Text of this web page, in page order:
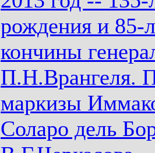
рождения и 85-
кончины
П.Н.Врангеля.
маркизы
Соларо дель